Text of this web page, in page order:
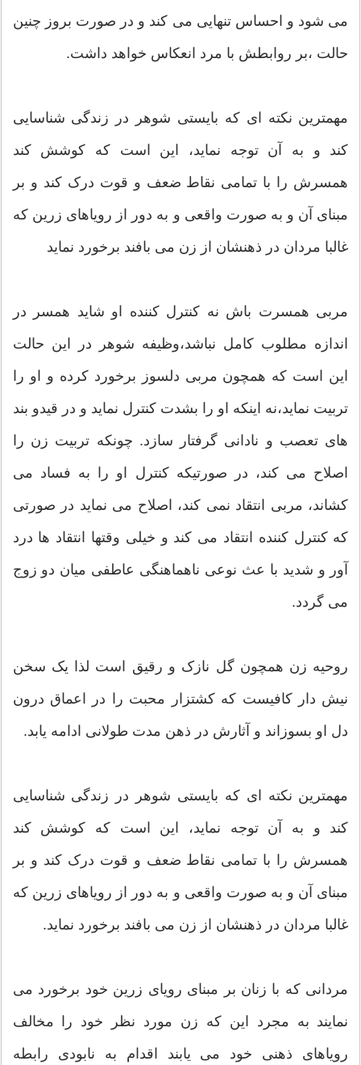
می شود و احساس تنهایی می کند و در صورت بروز چنین
حالت ،بر روابطش با مرد انعکاس خواهد داشت.
مهمترین نکته ای که بایستی شوهر در زندگی شناسایی
کند و به آن توجه نماید، این است که کوشش کند
همسرش را با تمامی نقاط ضعف و قوت درک کند و بر
مبنای آن و به صورت واقعی و به دور از رویاهای زرین که
غالبا مردان در ذهنشان از زن می بافند برخورد نماید
مربی همسرت باش نه کنترل کننده او شاید همسر در
اندازه مطلوب کامل نباشد،وظیفه شوهر در این حالت
این است که همچون مربی دلسوز برخورد کرده و او را
تربیت نماید،نه اینکه او را بشدت کنترل نماید و در قیدو بند
های تعصب و نادانی گرفتار سازد. چونکه تربیت زن را
اصلاح می کند، در صورتیکه کنترل او را به فساد می
کشاند، مربی انتقاد نمی کند، اصلاح می نماید در صورتی
که کنترل کننده انتقاد می کند و خیلی وقتها انتقاد ها درد
آور و شدید با عث نوعی ناهماهنگی عاطفی میان دو زوج
می گردد.
روحیه زن همچون گل نازک و رقیق است لذا یک سخن
نیش دار کافیست که کشتزار محبت را در اعماق درون
دل او بسوزاند و آثارش در ذهن مدت طولانی ادامه یابد.
مهمترین نکته ای که بایستی شوهر در زندگی شناسایی
کند و به آن توجه نماید، این است که کوشش کند
همسرش را با تمامی نقاط ضعف و قوت درک کند و بر
مبنای آن و به صورت واقعی و به دور از رویاهای زرین که
غالبا مردان در ذهنشان از زن می بافند برخورد نماید.
مردانی که با زنان بر مبنای رویای زرین خود برخورد می
نمایند به مجرد این که زن مورد نظر خود را مخالف
رویاهای ذهنی خود می یابند اقدام به نابودی رابطه